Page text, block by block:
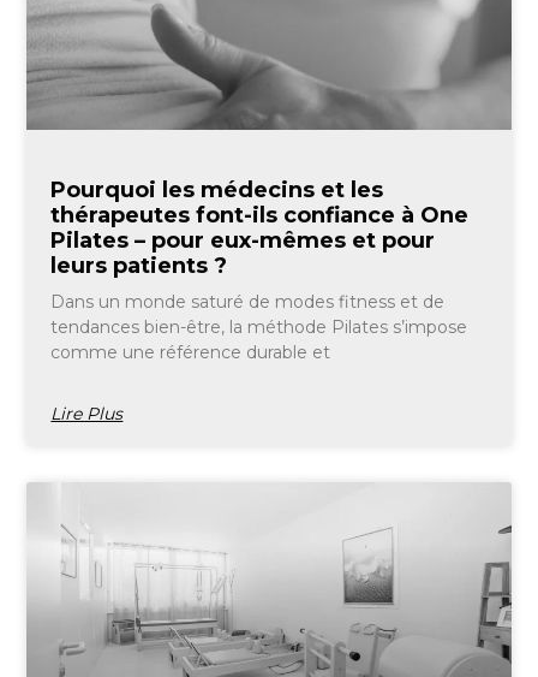
Pourquoi les médecins et les
thérapeutes font-ils confiance à One
Pilates – pour eux-mêmes et pour
leurs patients ?
Dans un monde saturé de modes fitness et de
tendances bien-être, la méthode Pilates s’impose
comme une référence durable et
Lire Plus